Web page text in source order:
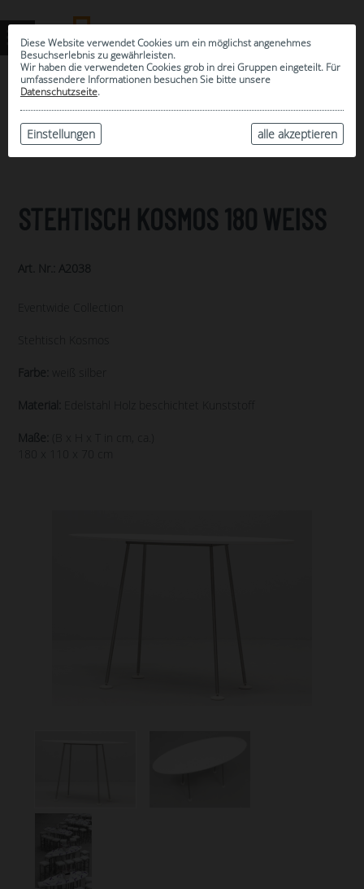
Diese Website verwendet Cookies um ein möglichst angenehmes
Besuchserlebnis zu gewährleisten.
Wir haben die verwendeten Cookies grob in drei Gruppen eingeteilt. Für
umfassendere Informationen besuchen Sie bitte unsere
Datenschutzseite.
alle akzeptieren
Einstellungen
ARCHIV
STEHTISCH KOSMOS 180 WEISS
Art. Nr.: A2038
Eventwide Collection
Farbe: weiß silber
Material: Edelstahl Holz beschichtet Kunststoff
Maße:
(B x H x T in cm, ca.)